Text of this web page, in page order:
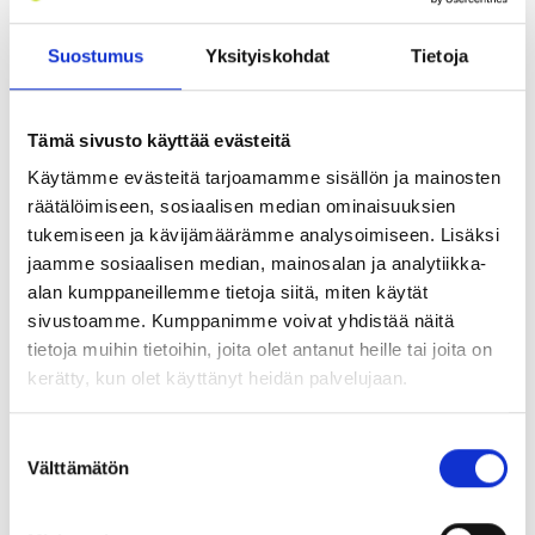
Suostumus Yksityiskohdat Tietoja
Tämä sivusto käyttää evästeitä
Käytämme evästeitä tarjoamamme sisällön ja mainosten
räätälöimiseen, sosiaalisen median ominaisuuksien
tukemiseen ja kävijämäärämme analysoimiseen. Lisäksi
jaamme sosiaalisen median, mainosalan ja analytiikka-
alan kumppaneillemme tietoja siitä, miten käytät
sivustoamme. Kumppanimme voivat yhdistää näitä
tietoja muihin tietoihin, joita olet antanut heille tai joita on
kerätty, kun olet käyttänyt heidän palvelujaan.
valinta
Välttämätön
lä.
– Koen että bio­polt­to­öl­jyn hin­nan kom­pen­soin­ti
oli­si help­po tapa edis­tää innos­tus­ta kulut­ta­jis­sa
töön. Sata­tu­hat­ta öljy­läm­mit­tä­jää on kui­ten­kin jo
jon­kin­nä­köi­nen osa­nen täs­sä vih­reän siir­ty­män
pala­pe­lis­sä.
Hie­tas­ten koti ja
läm­mi­tys­jär­jes­tel­